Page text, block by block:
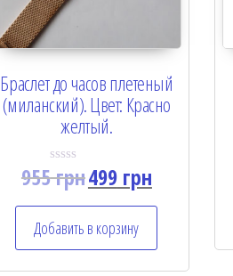
Браслет до часов плетеный
(миланский). Цвет: Красно
желтый.
R
a
d
o
u
955грн499грн
Добавить в корзину